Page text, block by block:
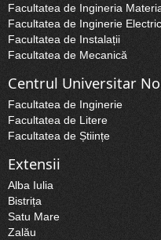
Facultatea de Ingineria
Facultatea de Inginerie
Facultatea de Instalații
Facultatea de Mecanică
Centrul Universitar
Facultatea de Inginerie
Facultatea de Litere
Facultatea de Științe
Extensii
Alba Iulia
Bistrița
Satu Mare
Zalău